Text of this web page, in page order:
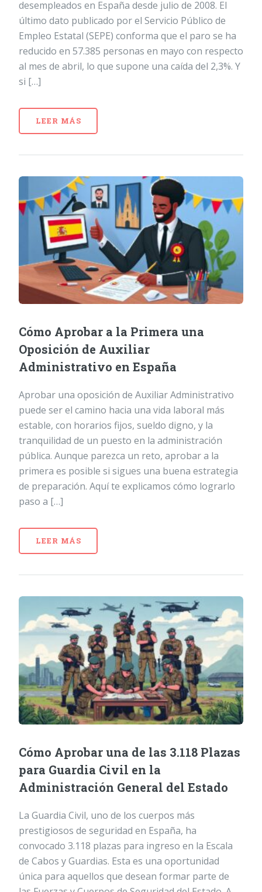
desempleados en España desde julio de 2008. El
último dato publicado por el Servicio Público de
Empleo Estatal (SEPE) conforma que el paro se ha
reducido en 57.385 personas en mayo con respecto
al mes de abril, lo que supone una caída del 2,3%. Y
si […]
LEER MÁS
Cómo Aprobar a la Primera una
Oposición de Auxiliar
Administrativo en España
Aprobar una oposición de Auxiliar Administrativo
puede ser el camino hacia una vida laboral más
estable, con horarios fijos, sueldo digno, y la
tranquilidad de un puesto en la administración
pública. Aunque parezca un reto, aprobar a la
primera es posible si sigues una buena estrategia
de preparación. Aquí te explicamos cómo lograrlo
paso a […]
LEER MÁS
Cómo Aprobar una de las 3.118 Plazas
para Guardia Civil en la
Administración General del Estado
La Guardia Civil, uno de los cuerpos más
prestigiosos de seguridad en España, ha
convocado 3.118 plazas para ingreso en la Escala
de Cabos y Guardias. Esta es una oportunidad
única para aquellos que desean formar parte de